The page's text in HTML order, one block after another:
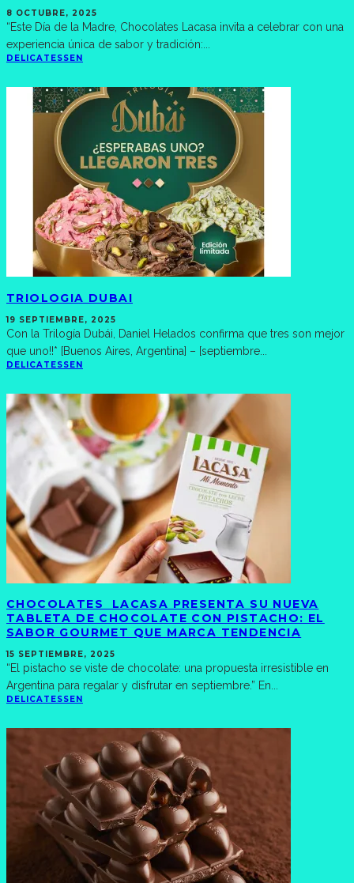
8 OCTUBRE, 2025
“Este Día de la Madre, Chocolates Lacasa invita a celebrar con una
experiencia única de sabor y tradición:...
DELICATESSEN
TRIOLOGIA DUBAI
19 SEPTIEMBRE, 2025
Con la Trilogía Dubái, Daniel Helados confirma que tres son mejor
que uno!!* [Buenos Aires, Argentina] – [septiembre
DELICATESSEN
CHOCOLATES LACASA PRESENTA SU NUEVA
TABLETA DE CHOCOLATE CON PISTACHO: EL
SABOR GOURMET QUE MARCA TENDENCIA
15 SEPTIEMBRE, 2025
“El pistacho se viste de chocolate: una propuesta irresistible en
Argentina para regalar y disfrutar en septiembre.” En
DELICATESSEN